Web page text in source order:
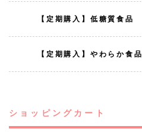
【定期購入】低糖質食品
【定期購入】やわらか食品
ショッピングカート